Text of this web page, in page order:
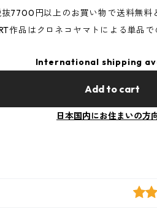
抜7700円以上のお買い物で送料無料
作品はクロネコヤマトによる単品
International shipping
Add to cart
日本国内にお住まいの方